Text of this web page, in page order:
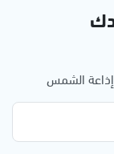
إذاعة الشمس